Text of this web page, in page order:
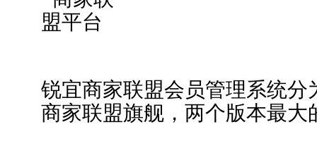
锐宜商家联盟会员管理系统
商家联盟旗舰，两个版本最